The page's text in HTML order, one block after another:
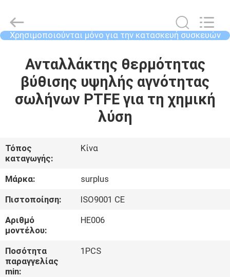
ΣΠΊΤΙ
ΠΡΟΪΌΝΤΑ
ΕΜΆΣ
ΕΠΙΣΚΕΨΉ
ΕΡΓΟΣΤΑΣΊΟΥ
ΈΛΕΓΧΟΣ
ΠΟΙΌΤΗΤΑΣ
Technology
Limited.
All
Rights
Χρησιμοποιούνται μόνο για την κατασκευή συσκευών
που χρησιμοποιούνται για την κατασκευή ηλεκτρικών
Ανταλλάκτης θερμότητας
βύθισης υψηλής αγνότητας
σωλήνων PTFE για τη χημική
λύση
Τόπος
καταγωγής:
Κίνα
Μάρκα:
surplus
Πιστοποίηση:
ISO9001 CE
Αριθμό
μοντέλου:
HE006
Ποσότητα
παραγγελίας
min:
1PCS